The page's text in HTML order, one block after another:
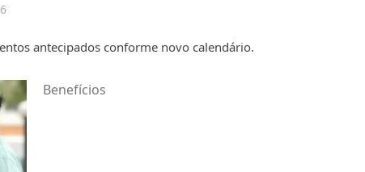
antecipados conforme novo calendário.
Benefícios